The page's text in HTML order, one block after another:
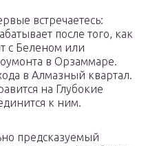
встречаетесь:
после того, как
с Беленом или
в Орзаммаре.
в Алмазный квартал.
на Глубокие
к ним.
предсказуемый